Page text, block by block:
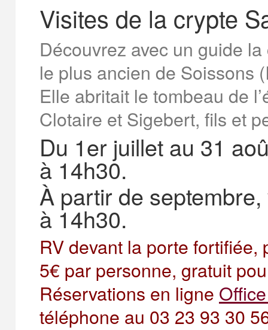
Visites de la crypte
Découvrez avec un guide
le plus ancien de Soissons
Elle abritait le tombeau de
Clotaire et Sigebert, fils et
Du 1er juillet au 31
à 14h30.
À partir de
à 14h30.
RV devant la porte fortifiée,
5€ par personne, gratuit
Réservations en ligne
téléphone au 03 23 93 30